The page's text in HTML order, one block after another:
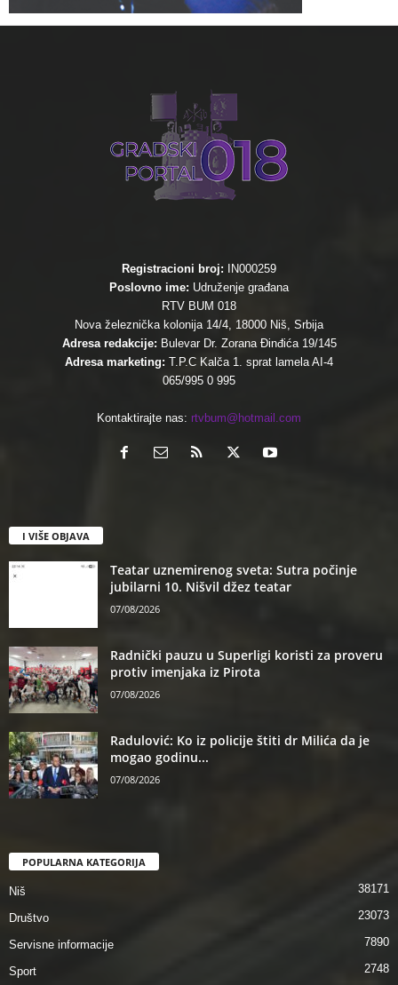
Registracioni broj:
IN000259
Poslovno ime: Udruženje građana
RTV BUM 018
Nova železnička kolonija 14/4, 18000 Niš, Srbija
Adresa redakcije: Bulevar Dr. Zorana Đinđića 19/145
Adresa marketing: T.P.C Kalča 1. sprat lamela AI-4
065/995 0 995
Kontaktirajte nas: rtvbum@hotmail.com
I VIŠE OBJAVA
Teatar uznemirenog sveta: Sutra počinje
jubilarni 10. Nišvil džez teatar
07/08/2026
Radnički pauzu u Superligi koristi za proveru
protiv imenjaka iz Pirota
07/08/2026
Radulović: Ko iz policije štiti dr Milića da je
mogao godinu...
07/08/2026
POPULARNA KATEGORIJA
Niš 38171
Društvo 23073
Servisne informacije 7890
Sport 2748